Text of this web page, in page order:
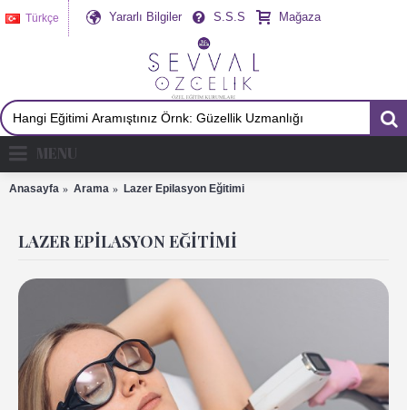
Türkçe Yararlı Bilgiler S.S.S Mağaza
MENU
Anasayfa Arama Lazer Epilasyon Eğitimi
LAZER EPILASYON EĞITIMI